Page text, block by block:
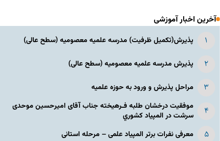
آخرین اخبار آموزشی
پذیرش(تکمیل ظرفیت) مدرسه علمیه معصومیه‌ (سطح عالی)
پذیرش مدرسه علمیه معصومیه‌ (سطح عالی)
مراحل پذیرش و ورود به حوزه علمیه
موفقیت درخشان طلبه فـرهیخته جناب آقای امیرحسین موحدی
سرشت در المپياد كشوري
معرفی نفرات برتر المپیاد علمی – مرحله استانی